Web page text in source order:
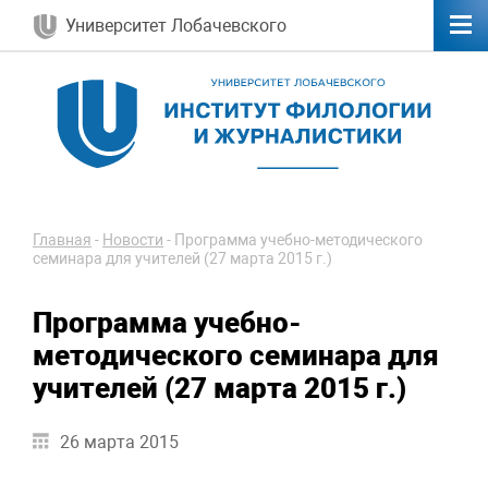
Университет Лобачевского
Главная - Новости - Программа учебно-методического
семинара для учителей (27 марта 2015 г.)
Программа учебно-
методического семинара для
учителей (27 марта 2015 г.)
26 марта 2015